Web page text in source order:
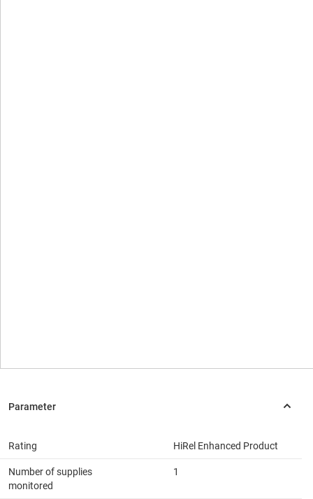
Rating HiRel Enhanced Product
Number of supplies
monitored
1